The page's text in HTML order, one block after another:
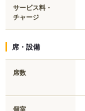
サービス料・
チャージ
席・設備
席数
個室